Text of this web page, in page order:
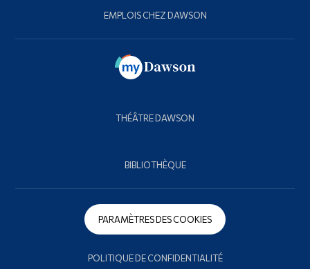
EMPLOIS CHEZ DAWSON
THÉÂTRE DAWSON
BIBLIOTHÈQUE
PARAMÈTRES DES COOKIES
POLITIQUE DE CONFIDENTIALITÉ